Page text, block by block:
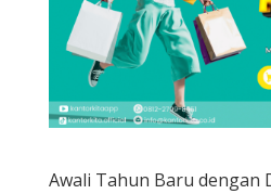
Awali Tahun Baru dengan